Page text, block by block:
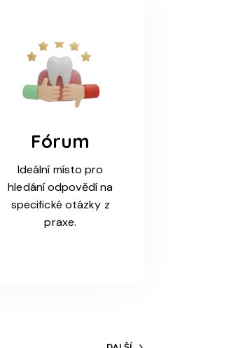
Fórum
Ideální místo pro
hledání odpovědí na
specifické otázky z
praxe.